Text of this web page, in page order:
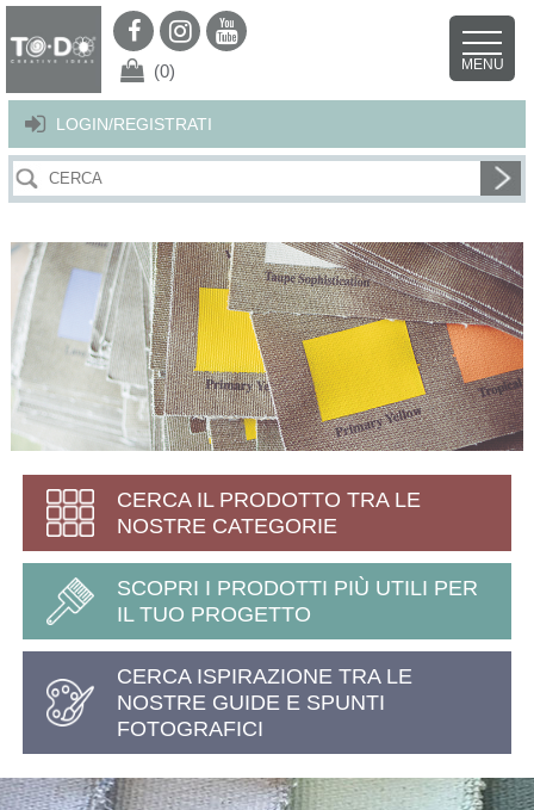
Per offrirti il miglior servizio possibile questo sito utilizza i cookies.
Continuando la navigazione nel sito autorizzi l’uso dei cookies. Per ulteriori
LOGIN/REGISTRATI
(0) MENU
CERCA IL PRODOTTO TRA LE
NOSTRE CATEGORIE
SCOPRI I PRODOTTI PIÙ UTILI PER
IL TUO PROGETTO
CERCA ISPIRAZIONE TRA LE
NOSTRE GUIDE E SPUNTI
FOTOGRAFICI